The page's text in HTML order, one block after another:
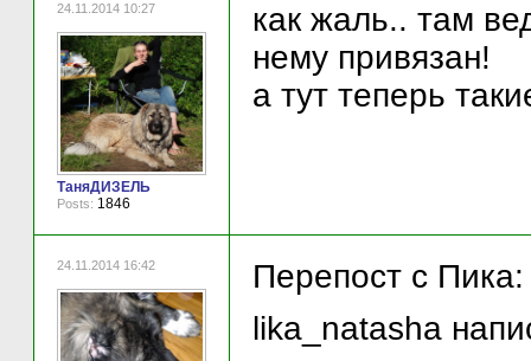
24.11.2014 10:27
ТаняДИЗЕЛЬ
Posts: 1846
как жаль.. там
нему привязан!
а тут теперь
24.11.2014 16:42
Перепост с Пика:
lika_natasha